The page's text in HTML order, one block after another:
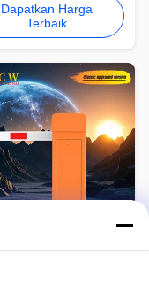
dengan motor
kecepatan yang
disesuaikan 1~3s / 3~6s,
dan hijau, pantulan
dan kabinet
Dapatkan Harga
Terbaik
Penghalang